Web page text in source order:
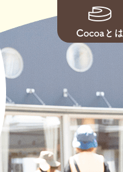
Cocoaとは